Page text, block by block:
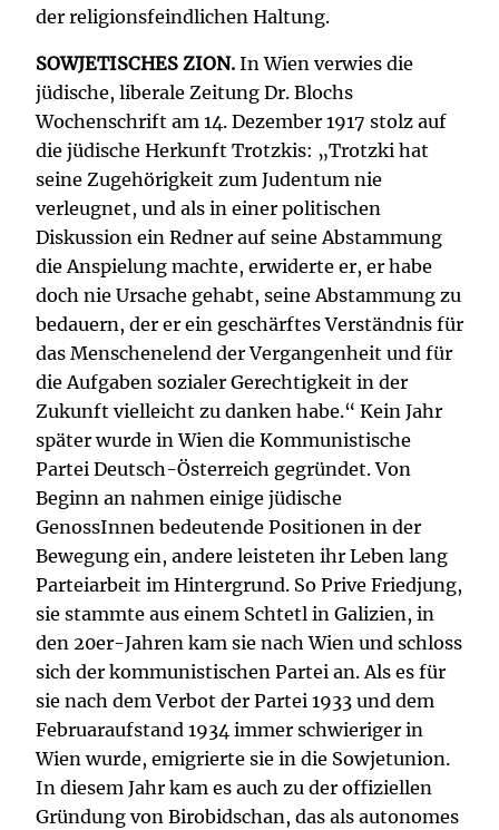
der religionsfeindlichen Haltung.
SOWJETISCHES ZION. In Wien verwies die
jüdische, liberale Zeitung Dr. Blochs
Wochenschrift am 14. Dezember 1917 stolz auf
die jüdische Herkunft Trotzkis: „Trotzki hat
seine Zugehörigkeit zum Judentum nie
verleugnet, und als in einer politischen
Diskussion ein Redner auf seine Abstammung
die Anspielung machte, erwiderte er, er habe
doch nie Ursache gehabt, seine Abstammung zu
bedauern, der er ein geschärftes Verständnis für
das Menschenelend der Vergangenheit und für
die Aufgaben sozialer Gerechtigkeit in der
Zukunft vielleicht zu danken habe.“ Kein Jahr
später wurde in Wien die Kommunistische
Partei Deutsch-Österreich gegründet. Von
Beginn an nahmen einige jüdische
GenossInnen bedeutende Positionen in der
Bewegung ein, andere leisteten ihr Leben lang
Parteiarbeit im Hintergrund. So Prive Friedjung,
sie stammte aus einem Schtetl in Galizien, in
den 20er-Jahren kam sie nach Wien und schloss
sich der kommunistischen Partei an. Als es für
sie nach dem Verbot der Partei 1933 und dem
Februaraufstand 1934 immer schwieriger in
Wien wurde, emigrierte sie in die Sowjetunion.
In diesem Jahr kam es auch zu der offiziellen
Gründung von Birobidschan, das als autonomes